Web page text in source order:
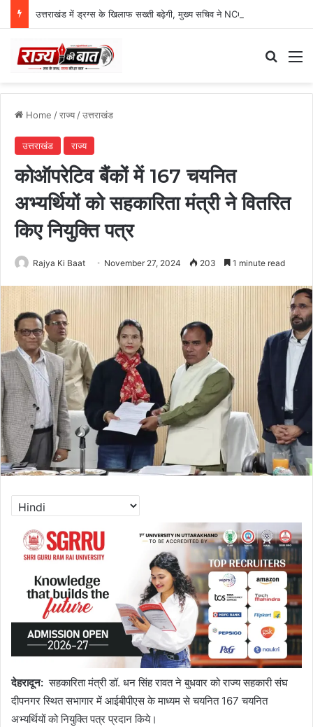
Home /राज्य/उत्तराखंड
उत्तराखंड राज्य
कोऑपरेटिव बैंकों में 167 चयनित
अभ्यर्थियों को सहकारिता मंत्री ने वितरित
किए नियुक्ति पत्र
Rajya Ki Baat November 27, 2024 203 1 minute read
देहरादून: सहकारिता मंत्री डॉ. धन सिंह रावत ने बुधवार को राज्य सहकारी संघ
दीपनगर स्थित सभागार में आईबीपीएस के माध्यम से चयनित 167 चयनित
अभ्यर्थियों को नियुक्ति पत्र प्रदान किये।